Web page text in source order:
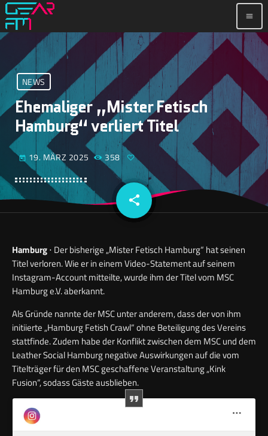
menu
NEWS
Ehemaliger „Mister Fetisch
Hamburg“ verliert Titel
today 19. MÄRZ 2025 358
share
email
Hamburg⋅ Der bisherige „Mister Fetisch Hamburg“ hat seinen
Titel verloren. Wie er in einem Video-Statement auf seinem
Instagram-Account mitteilte, wurde ihm der Titel vom MSC
Hamburg e.V. aberkannt.
Als Gründe nannte der MSC unter anderem, dass der von ihm
initiierte „Hamburg Fetish Crawl“ ohne Beteiligung des Vereins
stattfinde. Zudem habe der Konflikt zwischen dem MSC und dem
Leather Social Hamburg negative Auswirkungen auf die vom
Titelträger für den MSC geschaffene Veranstaltung „Kink
Fusion“, sodass Gäste ausblieben.